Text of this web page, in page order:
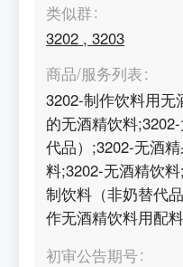
类似群
3202 ,3203
商品/服务列表
3202-制作饮料用无
的无酒精饮料
代品）;3202-无酒
料;3202-无酒精饮
制饮料（非奶替代
作无酒精饮料用配料
初审公告期号